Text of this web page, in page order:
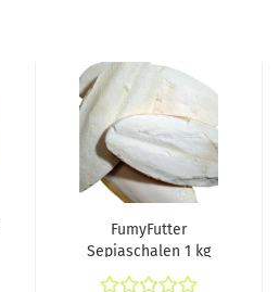
FumyFutter
Sepiaschalen 1 kg